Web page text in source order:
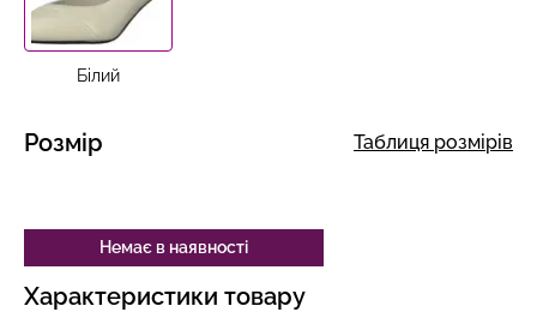
Білий
Розмір Таблиця розмірів
Немає в наявності
Характеристики товару